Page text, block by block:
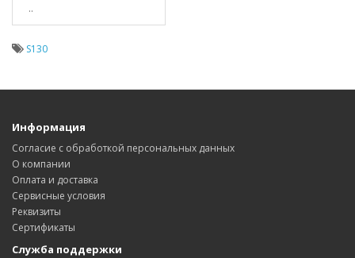
..
S130
Информация
Согласие с обработкой персональных данных
О компании
Оплата и доставка
Сервисные условия
Реквизиты
Сертификаты
Служба поддержки